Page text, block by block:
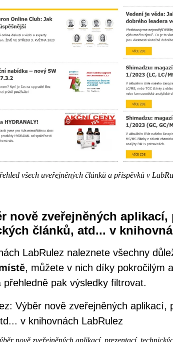
všech uveřejněných článků a příspěvků v
nově zveřejněných aplikací,
článků, atd... v
LabRulez naleznete všechny
, můžete v nich díky pokročilým
přehledně pak výsledky filtrovat.